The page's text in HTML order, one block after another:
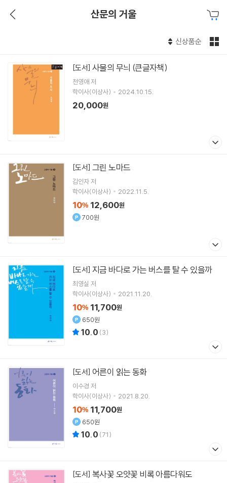
산문의 거울
신상품순
[도서] 사물의 무늬 (큰글자책)
천영애저
학이사(이상사)
2024.10.15.
20,000원
[도서] 그린 노마드
김인자저
학이사(이상사)
2022.11.5.
10% 12,600원
700원
[도서] 지금 바다로 가는 버스를 탈 수 있을까
최영실 저
학이사(이상사)
2021.11.20.
10% 11,700원
650원
10.0 (3)
[도서] 어른이 읽는 동화
이수경 저
학이사(이상사)
2021.8.20.
10% 11,700원
650원
10.0 (71)
[도서] 복사꽃 오얏꽃 비록 아름다워도